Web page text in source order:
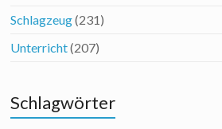
Schlagzeug(231)
Unterricht(207)
Schlagwörter